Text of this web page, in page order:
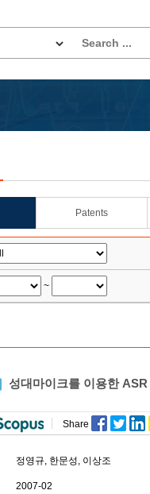
Patents
~
성대마이크를 이용한
Share
정영규, 한문성, 이상조
2007-02